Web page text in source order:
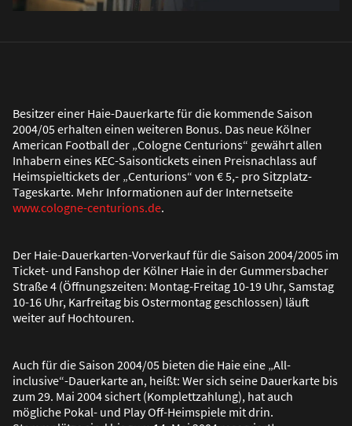
Besitzer einer Haie-Dauerkarte für die kommende Saison
2004/05 erhalten einen weiteren Bonus. Das neue Kölner
American Football der „Cologne Centurions“ gewährt allen
Inhabern eines KEC-Saisontickets einen Preisnachlass auf
Heimspieltickets der „Centurions“ von € 5,- pro Sitzplatz-
Tageskarte. Mehr Informationen auf der Internetseite
www.cologne-centurions.de.
Der Haie-Dauerkarten-Vorverkauf für die Saison 2004/2005 im
Ticket- und Fanshop der Kölner Haie in der Gummersbacher
Straße 4 (Öffnungszeiten: Montag-Freitag 10-19 Uhr, Samstag
10-16 Uhr, Karfreitag bis Ostermontag geschlossen) läuft
weiter auf Hochtouren.
Auch für die Saison 2004/05 bieten die Haie eine „All-
inclusive“-Dauerkarte an, heißt: Wer sich seine Dauerkarte bis
zum 29. Mai 2004 sichert (Komplettzahlung), hat auch
mögliche Pokal- und Play Off-Heimspiele mit drin.